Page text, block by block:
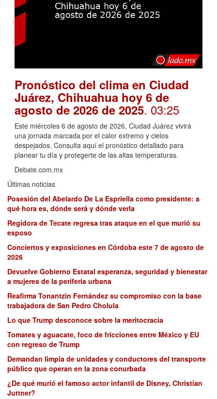
Pronóstico del clima en Ciudad
Juárez, Chihuahua hoy 6 de
agosto de 2026 de 2025. 03:25
Este miércoles 6 de agosto de 2026, Ciudad Juárez vivirá
una jornada marcada por el calor extremo y cielos
despejados. Consulta aquí el pronóstico detallado para
planear tu día y protegerte de las altas temperaturas.
Debate.com.mx
Últimas noticias
Posesión del Abelardo De La Espriella como presidente: a
qué hora es, dónde será y dónde verla
Regidora de Tecate regresa tras ataque en el que murió su
esposo
Conciertos y exposiciones en Córdoba este 7 de agosto de
2026
Devuelve Gobierno Estatal esperanza, seguridad y bienestar
a mujeres de la periferia urbana
Reafirma Tonantzin Fernández su compromiso con la base
trabajadora de San Pedro Cholula
Lo que Trump desconoce sobre la meritocracia
Tomates y aguacate, foco de fricciones entre México y EU
con regreso de Trump
Demandan limpia de unidades y conductores del transporte
público que operan en la zona conurbada
¿De qué murió el famoso actor infantil de Disney, Christian
Juttner?